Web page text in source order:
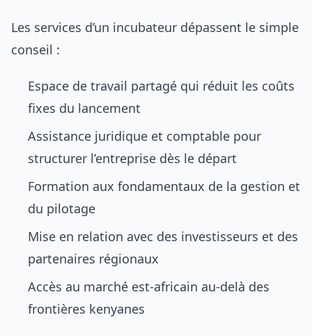
Les services d’un incubateur dépassent le simple
conseil :
Espace de travail partagé qui réduit les coûts
fixes du lancement
Assistance juridique et comptable pour
structurer l’entreprise dès le départ
Formation aux fondamentaux de la gestion et
du pilotage
Mise en relation avec des investisseurs et des
partenaires régionaux
Accès au marché est-africain au-delà des
frontières kenyanes